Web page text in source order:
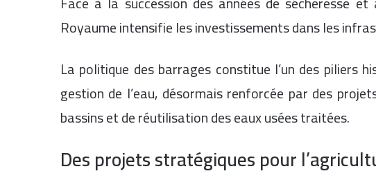
Royaume intensifie les investissements dans les
La politique des barrages constitue l’un des piliers
gestion de l’eau, désormais renforcée par des
bassins et de réutilisation des eaux usées traitées.
Des projets stratégiques pour